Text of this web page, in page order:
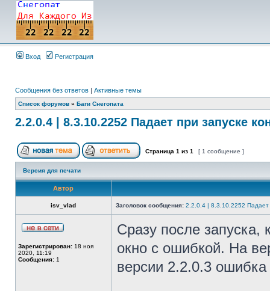
Вход Регистрация
Сообщения без ответов | Активные темы
Список форумов » Баги Снегопата
2.2.0.4 | 8.3.10.2252 Падает при запуске
Страница 1 из 1 [ 1 сообщение ]
Версия для печати
Автор
isv_vlad Заголовок сообщения: 2.2.0.4 | 8.3.10.2252 Падает
Зарегистрирован: 18 ноя
2020, 11:19
Сообщения: 1
Сразу после запуска,
окно с ошибкой. На
версии 2.2.0.3